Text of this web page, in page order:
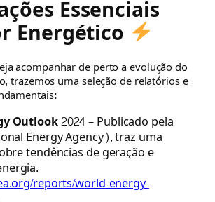
Essenciais
Energético
acompanhar de perto a evolução do
trazemos uma seleção de relatórios e
Outlook 2024– Publicado pela
Energy Agency), traz uma
tendências de geração e
reports/world-energy-